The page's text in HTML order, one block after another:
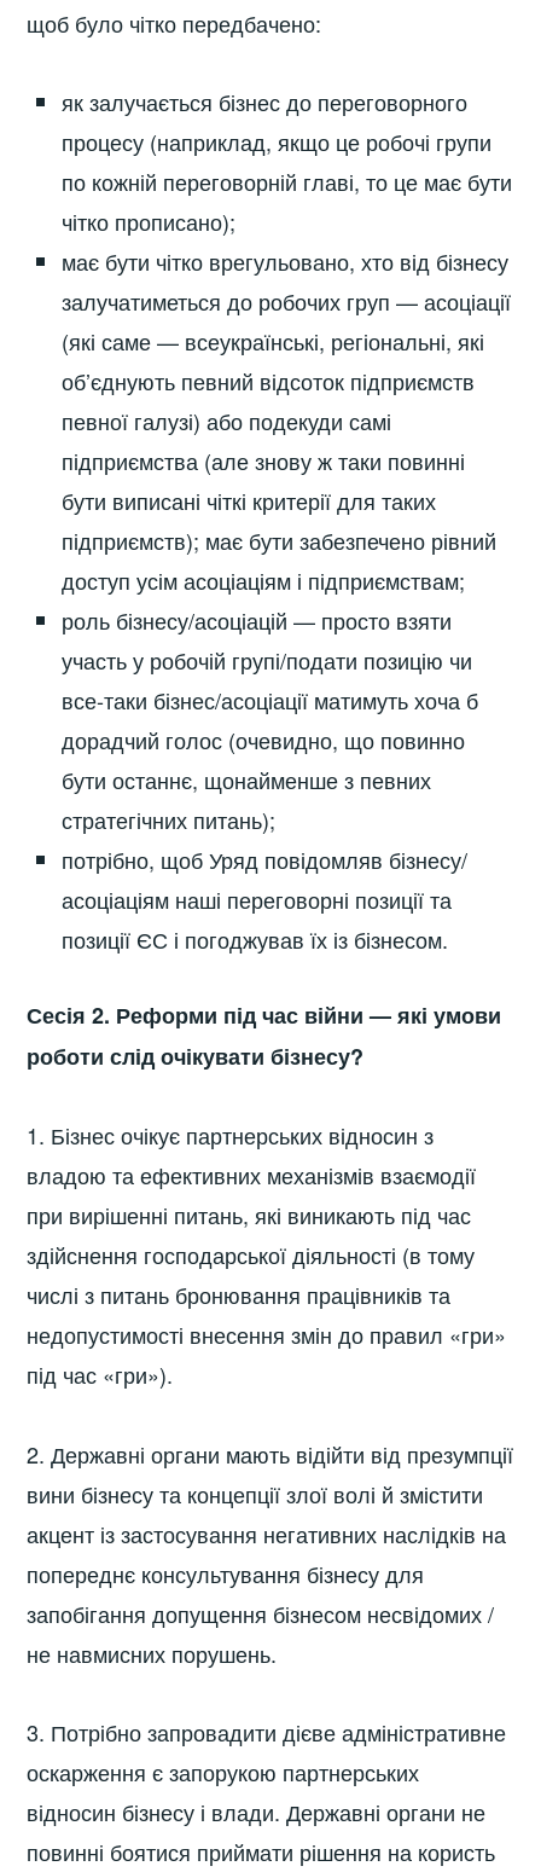
щоб було чітко передбачено:
як залучається бізнес до переговорного
процесу (наприклад, якщо це робочі групи
по кожній переговорній главі, то це має бути
чітко прописано);
має бути чітко врегульовано, хто від бізнесу
залучатиметься до робочих груп — асоціації
(які саме — всеукраїнські, регіональні, які
об’єднують певний відсоток підприємств
певної галузі) або подекуди самі
підприємства (але знову ж таки повинні
бути виписані чіткі критерії для таких
підприємств); має бути забезпечено рівний
доступ усім асоціаціям і підприємствам;
роль бізнесу/асоціацій — просто взяти
участь у робочій групі/подати позицію чи
все-таки бізнес/асоціації матимуть хоча б
дорадчий голос (очевидно, що повинно
бути останнє, щонайменше з певних
стратегічних питань);
потрібно, щоб Уряд повідомляв бізнесу/
асоціаціям наші переговорні позиції та
позиції ЄС і погоджував їх із бізнесом.
Сесія 2. Реформи під час війни — які умови
роботи слід очікувати бізнесу?
1. Бізнес очікує партнерських відносин з
владою та ефективних механізмів взаємодії
при вирішенні питань, які виникають під час
здійснення господарської діяльності (в тому
числі з питань бронювання працівників та
недопустимості внесення змін до правил «гри»
під час «гри»).
2. Державні органи мають відійти від презумпції
вини бізнесу та концепції злої волі й змістити
акцент із застосування негативних наслідків на
попереднє консультування бізнесу для
запобігання допущення бізнесом несвідомих /
не навмисних порушень.
3. Потрібно запровадити дієве адміністративне
оскарження є запорукою партнерських
відносин бізнесу і влади. Державні органи не
повинні боятися приймати рішення на користь